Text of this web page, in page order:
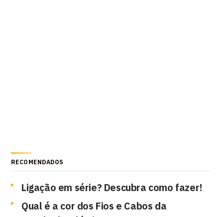
RECOMENDADOS
Ligação em série? Descubra como fazer!
Qual é a cor dos Fios e Cabos da